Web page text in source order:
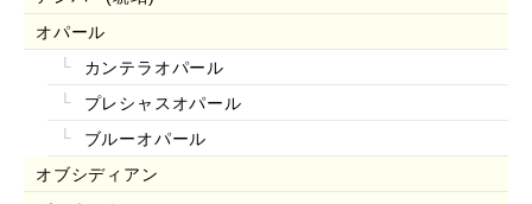
オパール
カンテラオパール
プレシャスオパール
ブルーオパール
オブシディアン